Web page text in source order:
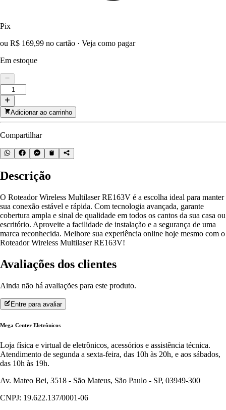
Pix
ou R$ 169,99 no cartão · Veja como pagar
Em estoque
Adicionar ao carrinho
Compartilhar
Descrição
O Roteador Wireless Multilaser RE163V é a escolha ideal para manter
sua conexão estável e rápida. Com tecnologia avançada, garante
cobertura ampla e sinal de qualidade em todos os cantos da sua casa ou
escritório. Aproveite a facilidade de instalação e a segurança de uma
marca reconhecida. Melhore sua experiência online hoje mesmo com o
Roteador Wireless Multilaser RE163V!
Avaliações dos clientes
Ainda não há avaliações para este produto.
Entre para avaliar
Mega Center Eletrônicos
Loja física e virtual de eletrônicos, acessórios e assistência técnica.
Atendimento de segunda a sexta-feira, das 10h às 20h, e aos sábados,
das 10h às 19h.
Av. Mateo Bei, 3518 - São Mateus, São Paulo - SP, 03949-300
CNPJ: 19.622.137/0001-06